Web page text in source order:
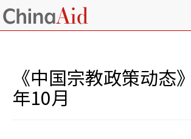
《中国宗教政策动态
年10月